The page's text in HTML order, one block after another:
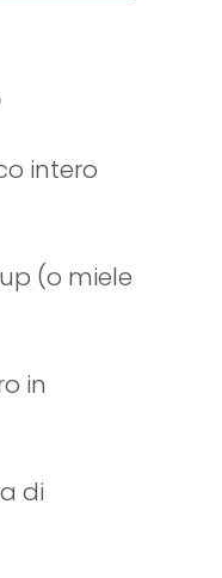
intero
(o miele
in
di